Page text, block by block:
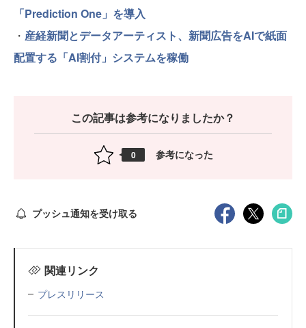
「Prediction One」を導入
・ 産経新聞とデータアーティスト、新聞広告をAIで紙面
配置する「AI割付」システムを稼働
この記事は参考になりましたか？
0 参考になった
プッシュ通知を受け取る
関連リンク
プレスリリース